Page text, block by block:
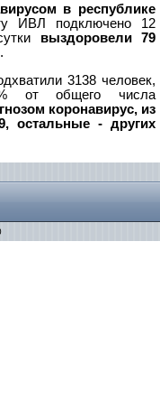
в республике
ИВЛ подключено 12
выздоровели 79
.
3138 человек,
от общего числа
коронавирус, из
остальные - других